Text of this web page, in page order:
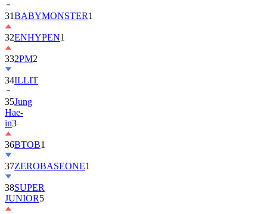
31BABYMONSTER1
32ENHYPEN1
332PM2
34ILLIT
35Jung
Hae-
in3
36BTOB1
37ZEROBASEONE1
38SUPER
JUNIOR5